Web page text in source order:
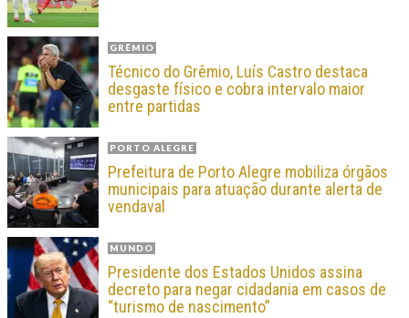
GRÊMIO
Técnico do Grêmio, Luís Castro destaca
desgaste físico e cobra intervalo maior
entre partidas
PORTO ALEGRE
Prefeitura de Porto Alegre mobiliza órgãos
municipais para atuação durante alerta de
vendaval
MUNDO
Presidente dos Estados Unidos assina
decreto para negar cidadania em casos de
“turismo de nascimento”